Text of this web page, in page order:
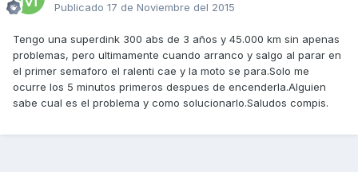
Publicado 17 de Noviembre del 2015
Tengo una superdink 300 abs de 3 años y 45.000 km sin apenas
problemas, pero ultimamente cuando arranco y salgo al parar en
el primer semaforo el ralenti cae y la moto se para.Solo me
ocurre los 5 minutos primeros despues de encenderla.Alguien
sabe cual es el problema y como solucionarlo.Saludos compis.